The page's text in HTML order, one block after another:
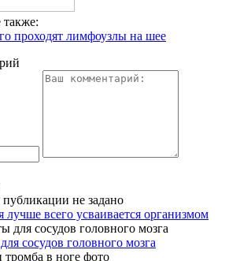
также:
проходят лимфоузлы на шее
всего усваивается организмом
сосудов головного мозга